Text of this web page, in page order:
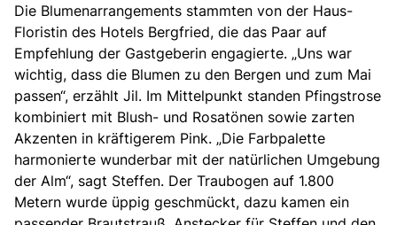
Die Blumenarrangements stammten von der Haus-
Floristin des Hotels Bergfried, die das Paar auf
Empfehlung der Gastgeberin engagierte. „Uns war
wichtig, dass die Blumen zu den Bergen und zum Mai
passen“, erzählt Jil. Im Mittelpunkt standen Pfingstrose
kombiniert mit Blush- und Rosatönen sowie zarten
Akzenten in kräftigerem Pink. „Die Farbpalette
harmonierte wunderbar mit der natürlichen Umgebung
der Alm“, sagt Steffen. Der Traubogen auf 1.800
Metern wurde üppig geschmückt, dazu kamen ein